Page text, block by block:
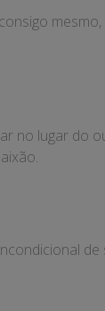
no lugar do